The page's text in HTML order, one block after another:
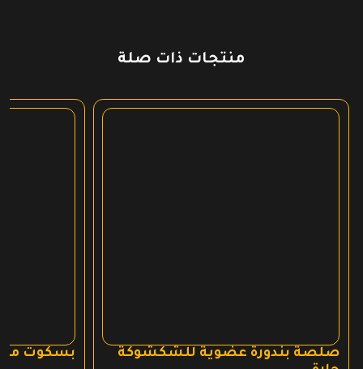
منتجات ذات صلة
صلصة بندورة عضوية للشكشوكة
بسكوت